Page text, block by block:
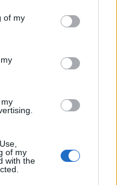
You may click to
its third-party tags to
in below Google
of my
of my
with the
στο Google News
και την εργασία